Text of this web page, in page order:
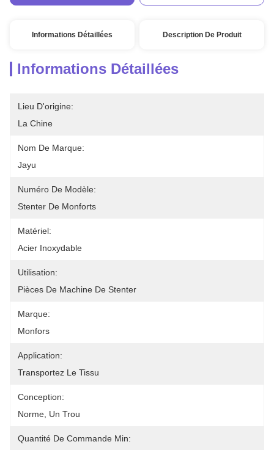
Informations Détaillées Description De Produit
Informations Détaillées
Lieu D'origine:
La Chine
Nom De Marque:
Jayu
Numéro De Modèle:
Stenter De Monforts
Matériel:
Acier Inoxydable
Utilisation:
Pièces De Machine De Stenter
Marque:
Monfors
Application:
Transportez Le Tissu
Conception:
Norme, Un Trou
Quantité De Commande Min: